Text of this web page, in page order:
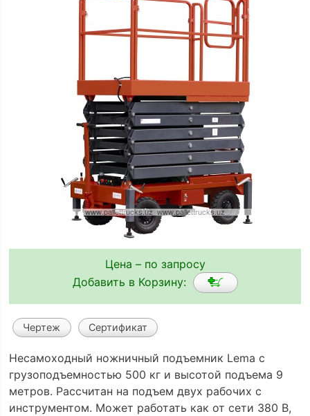
Цена – по запросу
Добавить в Корзину:
Чертеж Сертификат
Несамоходный ножничный подъемник Lema с
грузоподъемностью 500 кг и высотой подъема 9
метров. Рассчитан на подъем двух рабочих с
инструментом. Может работать как от сети 380 В,